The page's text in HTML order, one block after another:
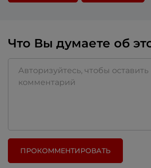
2020.
Что Вы думаете об
ПРОКОММЕНТИРОВАТЬ